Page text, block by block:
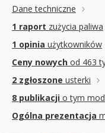
Dane techniczne
1 raport zużycia paliwa
1 opinia użytkowników
Ceny nowych od 463
2 zgłoszone usterki
8 publikacji o tym
Ogólna prezentacja